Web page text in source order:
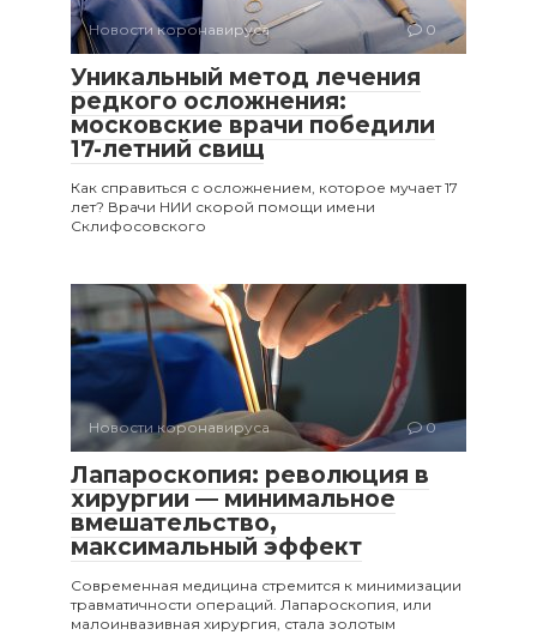
Новости коронавируса 0
Уникальный метод лечения
редкого осложнения:
московские врачи победили
17-летний свищ
Как справиться с осложнением, которое мучает 17
лет? Врачи НИИ скорой помощи имени
Склифосовского
Новости коронавируса 0
Лапароскопия: революция в
хирургии — минимальное
вмешательство,
максимальный эффект
Современная медицина стремится к минимизации
травматичности операций. Лапароскопия, или
малоинвазивная хирургия, стала золотым